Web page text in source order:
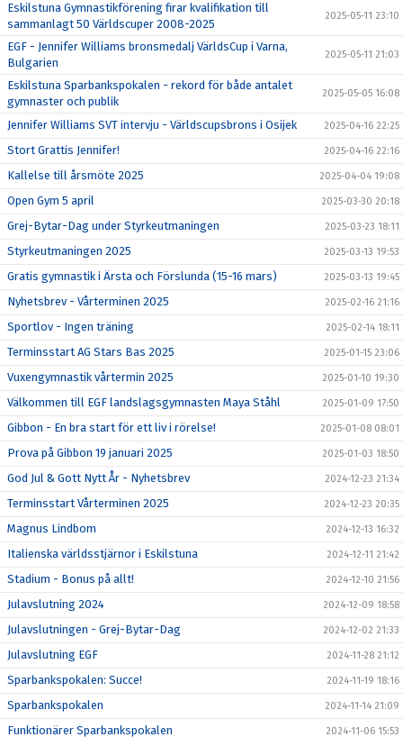
Eskilstuna Gymnastikförening firar kvalifikation till
sammanlagt 50 Världscuper 2008-2025
2025-05-11 23:10
EGF - Jennifer Williams bronsmedalj VärldsCup i Varna,
Bulgarien
2025-05-11 21:03
Eskilstuna Sparbankspokalen - rekord för både antalet
gymnaster och publik
2025-05-05 16:08
Jennifer Williams SVT intervju - Världscupsbrons i Osijek 2025-04-16 22:25
Stort Grattis Jennifer! 2025-04-16 22:16
Kallelse till årsmöte 2025 2025-04-04 19:08
Open Gym 5 april 2025-03-30 20:18
Grej-Bytar-Dag under Styrkeutmaningen 2025-03-23 18:11
Styrkeutmaningen 2025 2025-03-13 19:53
Gratis gymnastik i Ärsta och Förslunda (15-16 mars) 2025-03-13 19:45
Nyhetsbrev - Vårterminen 2025 2025-02-16 21:16
Sportlov - Ingen träning 2025-02-14 18:11
Terminsstart AG Stars Bas 2025 2025-01-15 23:06
Vuxengymnastik vårtermin 2025 2025-01-10 19:30
Välkommen till EGF landslagsgymnasten Maya Ståhl 2025-01-09 17:50
Gibbon - En bra start för ett liv i rörelse! 2025-01-08 08:01
Prova på Gibbon 19 januari 2025 2025-01-03 18:50
God Jul & Gott Nytt År - Nyhetsbrev 2024-12-23 21:34
Terminsstart Vårterminen 2025 2024-12-23 20:35
Magnus Lindbom 2024-12-13 16:32
Italienska världsstjärnor i Eskilstuna 2024-12-11 21:42
Stadium - Bonus på allt! 2024-12-10 21:56
Julavslutning 2024 2024-12-09 18:58
Julavslutningen - Grej-Bytar-Dag 2024-12-02 21:33
Julavslutning EGF 2024-11-28 21:12
Sparbankspokalen: Succe! 2024-11-19 18:16
Sparbankspokalen 2024-11-14 21:09
Funktionärer Sparbankspokalen 2024-11-06 15:53